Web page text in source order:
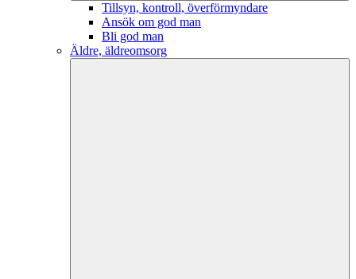
Tillsyn, kontroll, överförmyndare
Ansök om god man
Bli god man
Äldre, äldreomsorg